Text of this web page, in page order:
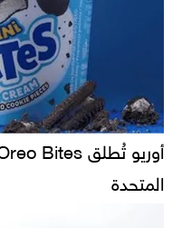
المتحدة